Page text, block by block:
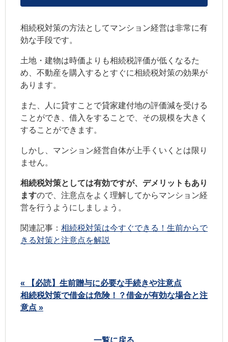
相続税対策の方法としてマンション経営は非常に有
効な手段です。
土地・建物は時価よりも相続税評価が低くなるた
め、不動産を購入するとすぐに相続税対策の効果が
あります。
また、人に貸すことで貸家建付地の評価減を受ける
ことができ、借入をすることで、その規模を大きく
することができます。
しかし、マンション経営自体が上手くいくとは限り
ません。
相続税対策としては有効ですが、デメリットもあり
ますので、注意点をよく理解してからマンション経
営を行うようにしましょう。
関連記事： 相続税対策は今すぐできる！生前からで
きる対策と注意点を解説
« 【必読】生前贈与に必要な手続きや注意点
相続税対策で借金は危険！？借金が有効な場合と注
意点 »